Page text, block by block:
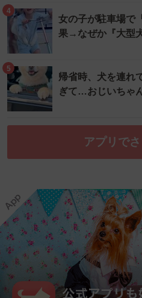
4
女の子が駐車場で
果→なぜか『大型
5
帰省時、犬を連れ
ぎて…おじいちゃ
アプリで